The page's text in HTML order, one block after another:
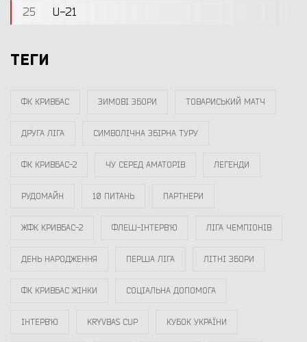
25
U-21
ТЕГИ
ФК КРИВБАС ЗИМОВІ ЗБОРИ ТОВАРИСЬКИЙ МАТЧ
ДРУГА ЛІГА СИМВОЛІЧНА ЗБІРНА ТУРУ
ФК КРИВБАС-2 ЧУ СЕРЕД АМАТОРІВ ЛЕГЕНДИ
РУДОМАЙН 10 ПИТАНЬ ПАРТНЕРИ
ЖФК КРИВБАС-2 ФЛЕШ-ІНТЕРВ`Ю ЛІГА ЧЕМПІОНІВ
ДЕНЬ НАРОДЖЕННЯ ПЕРША ЛІГА ЛІТНІ ЗБОРИ
ФК КРИВБАС ЖІНКИ СОЦІАЛЬНА ДОПОМОГА
ІНТЕРВ`Ю KRYVBAS CUP КУБОК УКРАЇНИ